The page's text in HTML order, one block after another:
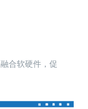
合软硬件，促